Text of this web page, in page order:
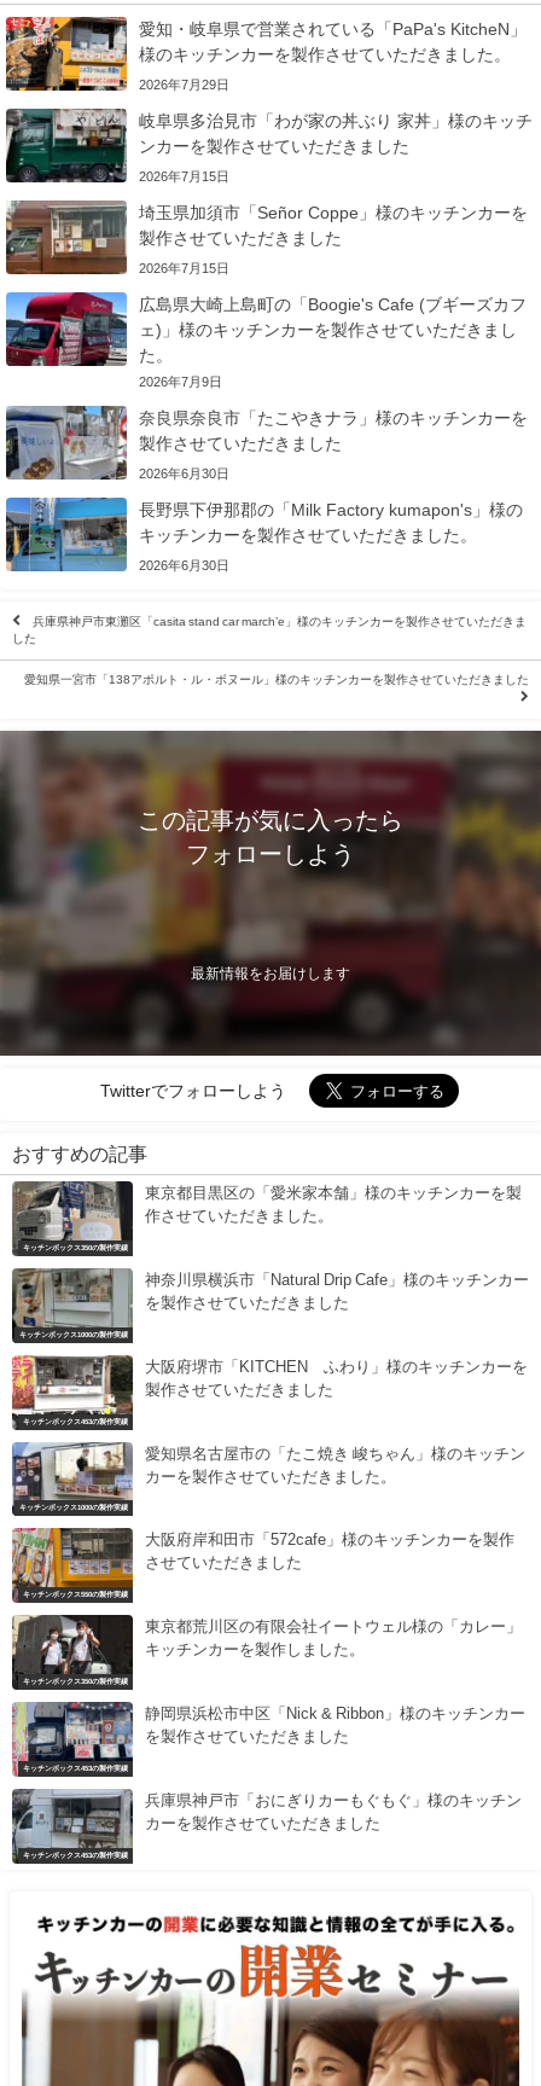
愛知・岐阜県で営業されている「PaPa's KitcheN」
様のキッチンカーを製作させていただきました。
2026年7月29日
岐阜県多治見市「わが家の丼ぶり 家丼」様のキッチ
ンカーを製作させていただきました
2026年7月15日
埼玉県加須市「Señor Coppe」様のキッチンカーを
製作させていただきました
2026年7月15日
広島県大崎上島町の「Boogie's Cafe (ブギーズカフ
ェ)」様のキッチンカーを製作させていただきまし
た。
2026年7月9日
奈良県奈良市「たこやきナラ」様のキッチンカーを
製作させていただきました
2026年6月30日
長野県下伊那郡の「Milk Factory kumapon's」様の
キッチンカーを製作させていただきました。
2026年6月30日
兵庫県神戸市東灘区「casita stand car march’e」様のキッチンカーを製作させていただきま
した
愛知県一宮市「138アポルト・ル・ボヌール」様のキッチンカーを製作させていただきました
この記事が気に入ったら
フォローしよう
最新情報をお届けします
Twitterでフォローしよう
おすすめの記事
キッチンボックス350の製作実績
東京都目黒区の「愛米家本舗」様のキッチンカーを製
作させていただきました。
キッチンボックス1000の製作実績
神奈川県横浜市「Natural Drip Cafe」様のキッチンカー
を製作させていただきました
キッチンボックス453の製作実績
大阪府堺市「KITCHEN ふわり」様のキッチンカーを
製作させていただきました
キッチンボックス1000の製作実績
愛知県名古屋市の「たこ焼き 峻ちゃん」様のキッチン
カーを製作させていただきました。
キッチンボックス550の製作実績
大阪府岸和田市「572cafe」様のキッチンカーを製作
させていただきました
キッチンボックス350の製作実績
東京都荒川区の有限会社イートウェル様の「カレー」
キッチンカーを製作しました。
キッチンボックス453の製作実績
静岡県浜松市中区「Nick & Ribbon」様のキッチンカー
を製作させていただきました
キッチンボックス453の製作実績
兵庫県神戸市「おにぎりカーもぐもぐ」様のキッチン
カーを製作させていただきました